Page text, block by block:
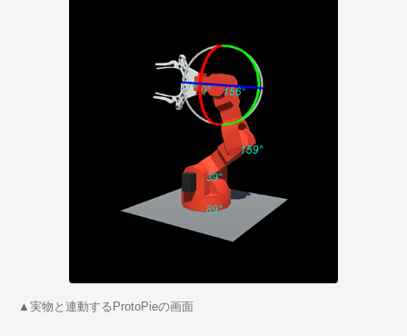
▲実物と連動するProtoPieの画面